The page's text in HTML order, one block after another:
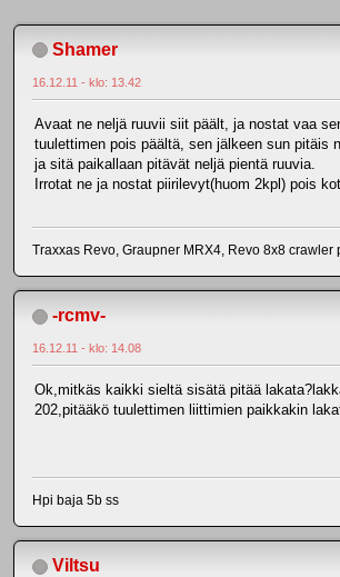
Shamer
16.12.11 - klo: 13.42
Avaat ne neljä ruuvii siit päält, ja nostat vaa
tuulettimen pois päältä, sen jälkeen sun pitäis
ja sitä paikallaan pitävät neljä pientä ruuvia.
Irrotat ne ja nostat piirilevyt(huom 2kpl) pois
Traxxas Revo, Graupner MRX4, Revo 8x8 crawler
-rcmv-
16.12.11 - klo: 14.08
Ok,mitkäs kaikki sieltä sisätä pitää
202,pitääkö tuulettimen liittimien paikkakin
Hpi baja 5b ss
Viltsu